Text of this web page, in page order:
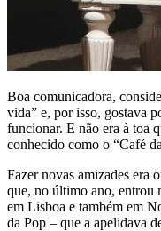
Boa comunicadora,
vida” e, por isso, gostava
funcionar. E não era à toa
conhecido como o “Café
Fazer novas amizades era
que, no último ano, entrou
em Lisboa e também em
da Pop – que a apelidava